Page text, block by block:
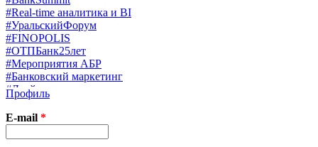
#Real-time аналитика и BI
#УральскийФорум
#FINOPOLIS
#ОТПБанк25лет
#Мероприятия АБР
#Банковский маркетинг
#Драйверы страхования
#Финконгресс ЦБ
#PB&WM
#UX/CX
#Экосистемы
Профиль
E-mail *